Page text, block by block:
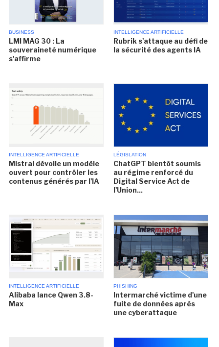
BUSINESS
LMI MAG 30 : La
souveraineté numérique
s'affirme
INTELLIGENCE ARTIFICIELLE
Rubrik s'attaque au défi de
la sécurité des agents IA
INTELLIGENCE ARTIFICIELLE
Mistral dévoile un modèle
ouvert pour contrôler les
contenus générés par l'IA
LÉGISLATION
ChatGPT bientôt soumis
au régime renforcé du
Digital Service Act de
l'Union...
INTELLIGENCE ARTIFICIELLE
Alibaba lance Qwen 3.8-
Max
PHISHING
Intermarché victime d'une
fuite de données après
une cyberattaque